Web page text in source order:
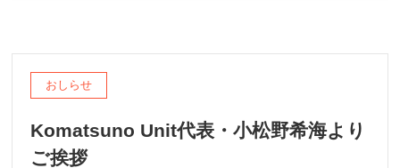
おしらせ
Komatsuno Unit代表・小松野希海より
ご挨拶